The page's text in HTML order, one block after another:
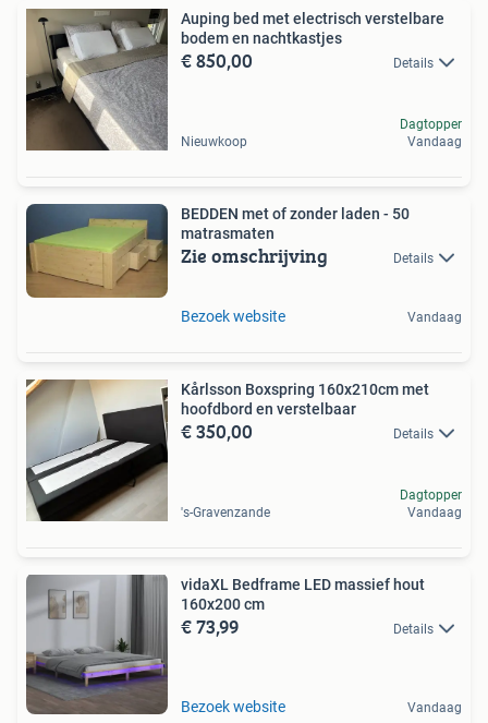
Auping bed met electrisch verstelbare
bodem en nachtkastjes
€ 850,00 Details
Nieuwkoop
Dagtopper
Vandaag
BEDDEN met of zonder laden - 50
matrasmaten
Zie omschrijving Details
Bezoek website Vandaag
Kårlsson Boxspring 160x210cm met
hoofdbord en verstelbaar
€ 350,00 Details
's-Gravenzande
Dagtopper
Vandaag
vidaXL Bedframe LED massief hout
160x200 cm
€ 73,99 Details
Bezoek website Vandaag